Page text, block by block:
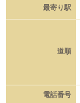
最寄り駅
道順
電話番号